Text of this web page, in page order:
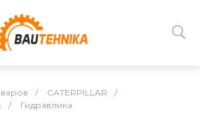
/ CATERPILLAR
/
/ Гидравлика